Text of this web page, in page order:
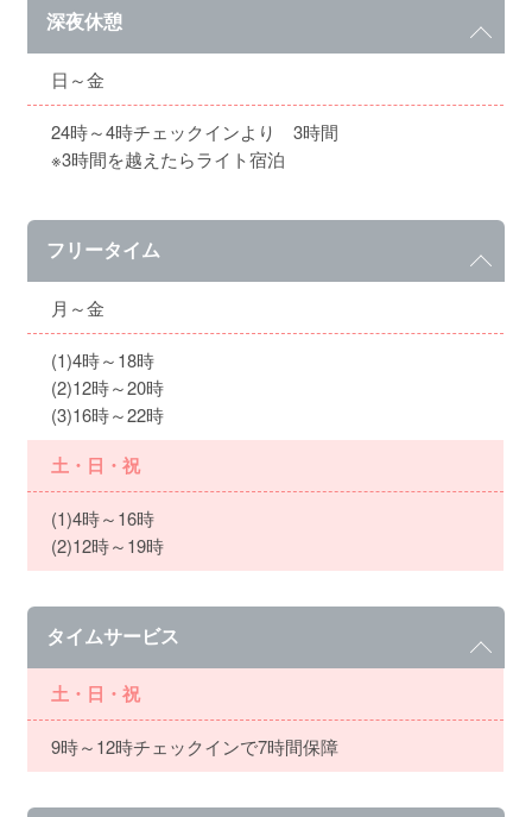
深夜休憩
日～金
24時～4時チェックインより 3時間
※3時間を越えたらライト宿泊
フリータイム
月～金
(1)4時～18時
(2)12時～20時
(3)16時～22時
土・日・祝
(1)4時～16時
(2)12時～19時
タイムサービス
土・日・祝
9時～12時チェックインで7時間保障